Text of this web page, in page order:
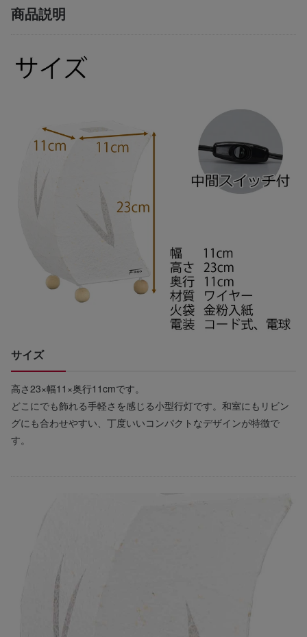
商品説明
サイズ
高さ23×幅11×奥行11cmです。
どこにでも飾れる手軽さを感じる小型行灯です。和室にもリビン
グにも合わせやすい、丁度いいコンパクトなデザインが特徴で
す。